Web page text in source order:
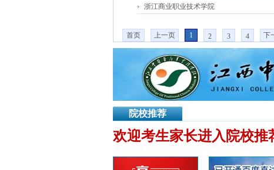
浙江商业职业技术学院
首页 上一页 1 2 3 4 下
院校推荐
欢迎考生家长进入院校推